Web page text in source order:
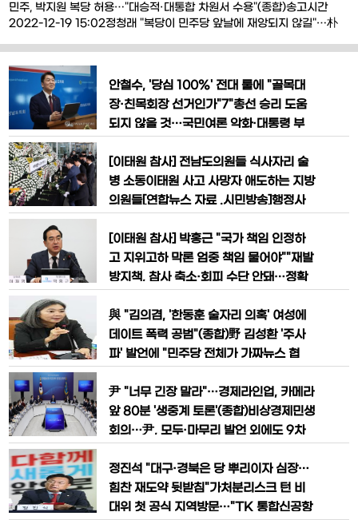
민주, 박지원 복당 허용…"대승적·대통합 차원서 수용"(종합)송고시간
2022-12-19 15:02정청래 "복당이 민주당 앞날에 재앙되지 않길"…朴
정보원장박지원 전 국가정보원장이 27일 오전 국회 의원회관에서 더불어
민주당 윤석열정권정치탄압대책위원회 주최로 열린 서해 공무원 피격 사
건 및 흉악범죄자 추방 사건 관련 기자회견에 참
안철수, '당심 100%' 전대 룰에 "골목대
장·친목회장 선거인가"7"총선 승리 도움
되지 않을 것…국민여론 악화·대통령 부
는 안철수 의원국민의힘 안철수 의원이 1
5일 경남도의회를 찾아 당권 출마에 대해
이야기 하고 있다. 2022.12.15국민의힘
대표를 일반국민 여론조사 없이 '당원 투
표 100%'로 선출하기로 한 데
[이태원 참사] 전남도의원들 식사자리 술
병 소동이태원 사고 사망자 애도하는 지방
의원들[연합뉴스 자료 .시민방송]행정사
자리에 술병이 올라 온 것을 목격한 인터
넷 기자와 일부 도의원 간 몸싸움이 벌어
졌다.2일 전남도의회 경제관광문화위원
의원 8명과 도의회 사무처 직원 3명 등은
행정사무 감사를 마친 전날 오후 6시 30
분께
[이태원 참사] 박홍근 "국가 책임 인정하
고 지위고하 막론 엄중 책임 물어야""재발
방지책, 참사 축소·회피 수단 안돼…정확
에서 발언하는 박홍근더불어민주당 박홍
근 원내대표가 2일 오전 국회에서 열린 최
고위원회의에서 발언하고 있다. 2022.1
'이태원 압사 참사'와 관련해 "참사 전후
국가와 지방자치단체의 대처를 꼼꼼히 살
펴
與 "김의겸, '한동훈 술자리 의혹' 여성에
데이트 폭력 공범"(종합)野 김성환 '주사
파' 발언에 "민주당 전체가 가짜뉴스 협
시민방송 자료 사진국민의힘은 27일 윤
석열 대통령과 한동훈 법무부 장관이 변호
사들과 '심야 술자리'를 가졌다는 의혹을
해 "데이트 폭력의 공범이자 2차 가해
자"라고 주장했다.이 의혹은 한 여성 첼리
스트
尹 "너무 긴장 말라"…경제라인업, 카메라
앞 80분 '생중계 토론'(종합)비상경제민생
회의…尹, 모두·마무리 발언 외에도 9차
시'·국장급에 질문 던지기도비상경제민생
회의에서 발언하는 윤석열 대통령윤석열
대통령이 27일 오후 서울 용산 대통령실
정진석 "대구·경북은 당 뿌리이자 심장…
힘찬 재도약 뒷받침"가처분리스크 턴 비
대위 첫 공식 지역방문…"TK 통합신공항